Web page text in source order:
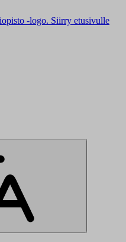
Siirry etusivulle